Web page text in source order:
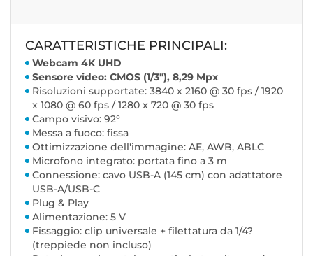
CARATTERISTICHE PRINCIPALI:
Webcam 4K UHD
Sensore video: CMOS (1/3"), 8,29 Mpx
Risoluzioni supportate: 3840 x 2160 @ 30 fps / 1920
x 1080 @ 60 fps / 1280 x 720 @ 30 fps
Campo visivo: 92°
Messa a fuoco: fissa
Ottimizzazione dell'immagine: AE, AWB, ABLC
Microfono integrato: portata fino a 3 m
Connessione: cavo USB-A (145 cm) con adattatore
USB-A/USB-C
Plug & Play
Alimentazione: 5 V
Fissaggio: clip universale + filettatura da 1/4?
(treppiede non incluso)